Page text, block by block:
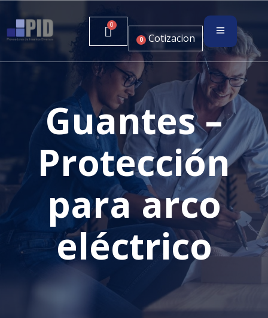
0 Cotizacion
Guantes –
Protección
para arco
eléctrico